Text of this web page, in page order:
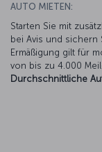
AUTO MIETEN:
Starten Sie mit
bei Avis und sichern
Ermäßigung gilt für
von bis zu 4.000
Durchschnittliche